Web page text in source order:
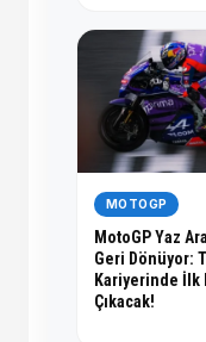
MOTOGP
MotoGP Yaz
Geri Dönüyor:
Kariyerinde İlk
Çıkacak!